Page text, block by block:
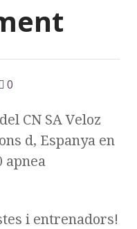
0
CN SA Veloz
d, Espanya en
apnea
i entrenadors!